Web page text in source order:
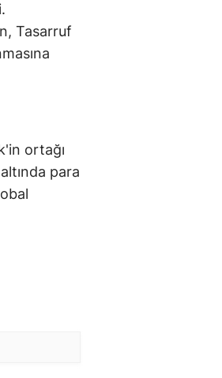
Tasarruf
ortağı
para